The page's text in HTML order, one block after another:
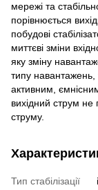
мережі та
порівнюється
побудові
миттєві зміни
яку зміну
типу навантажень,
активним,
вихідний струм не
струму.
Тип стабілізації